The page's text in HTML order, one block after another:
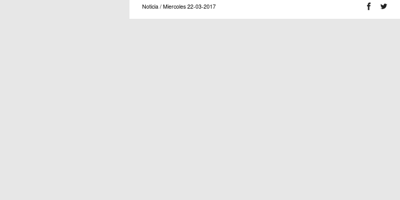
Noticia / Miercoles 22-03-2017